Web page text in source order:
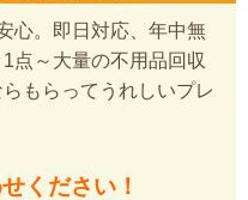
心。即日対応、年中無
点～大量の不用品回収
もらってうれしいプレ
ください！